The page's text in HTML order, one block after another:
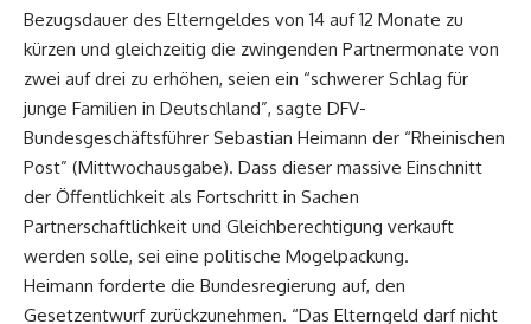
Bezugsdauer des Elterngeldes von 14 auf 12 Monate zu
kürzen und gleichzeitig die zwingenden Partnermonate von
zwei auf drei zu erhöhen, seien ein “schwerer Schlag für
junge Familien in Deutschland”, sagte DFV-
Bundesgeschäftsführer Sebastian Heimann der “Rheinischen
Post” (Mittwochausgabe). Dass dieser massive Einschnitt
der Öffentlichkeit als Fortschritt in Sachen
Partnerschaftlichkeit und Gleichberechtigung verkauft
werden solle, sei eine politische Mogelpackung.
Heimann forderte die Bundesregierung auf, den
Gesetzentwurf zurückzunehmen. “Das Elterngeld darf nicht